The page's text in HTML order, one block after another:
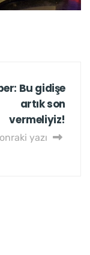
Bu gidişe
artık son
vermeliyiz!
yazı